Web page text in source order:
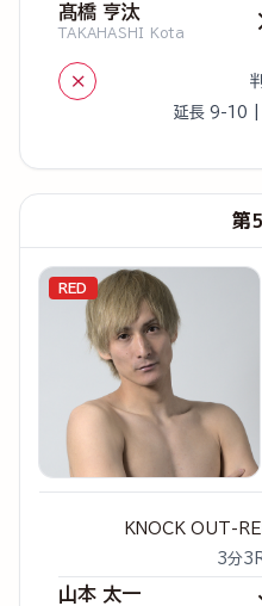
髙橋 亨汰
TAKAHASHI Kota
×
延長 9-10
第
RED
KNOCK OUT-
3分
山本 太一